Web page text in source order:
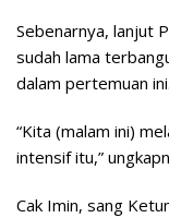
Sebenarnya, lanjut
sudah lama
dalam pertemuan ini.
“Kita (malam ini)
intensif itu,”
Cak Imin, sang